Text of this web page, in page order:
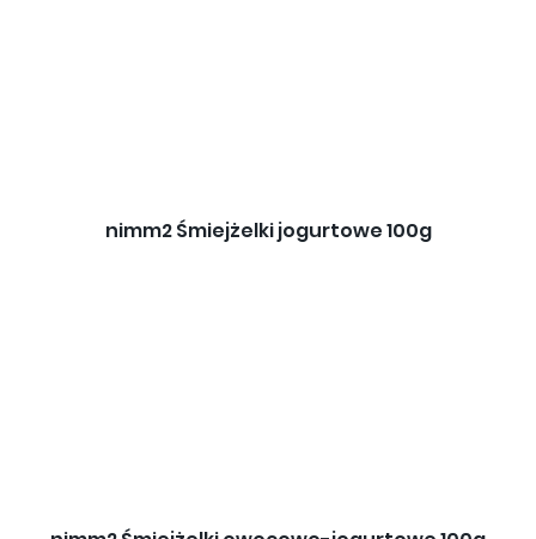
nimm2 Śmiejżelki jogurtowe 100g